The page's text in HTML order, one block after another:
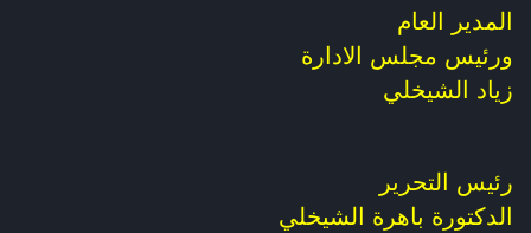
المدير العام
ورئيس مجلس الادارة
زياد الشيخلي
رئيس التحرير
الدكتورة باهرة الشيخلي